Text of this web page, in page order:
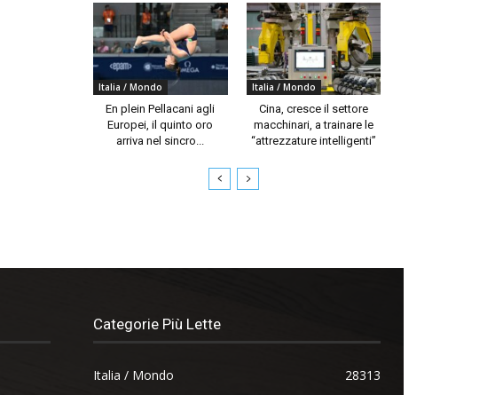
Italia / Mondo
En plein Pellacani agli
Europei, il quinto oro
arriva nel sincro...
Italia / Mondo
Cina, cresce il settore
macchinari, a trainare le
“attrezzature intelligenti”
Categorie Più Lette
Italia / Mondo
28313